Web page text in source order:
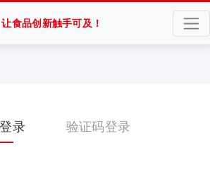
让食品创新触手可及！
录 验证码登录